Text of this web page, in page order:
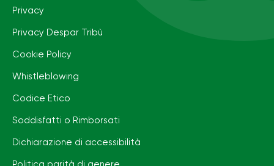
Privacy
Privacy Despar Tribù
Cookie Policy
Whistleblowing
Codice Etico
Soddisfatti o Rimborsati
Dichiarazione di accessibilità